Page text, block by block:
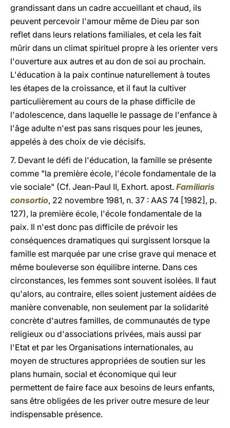
grandissant dans un cadre accueillant et chaud, ils
peuvent percevoir l'amour même de Dieu par son
reflet dans leurs relations familiales, et cela les fait
mûrir dans un climat spirituel propre à les orienter vers
l'ouverture aux autres et au don de soi au prochain.
L'éducation à la paix continue naturellement à toutes
les étapes de la croissance, et il faut la cultiver
particulièrement au cours de la phase difficile de
l'adolescence, dans laquelle le passage de l'enfance à
l'âge adulte n'est pas sans risques pour les jeunes,
appelés à des choix de vie décisifs.
7. Devant le défi de l'éducation, la famille se présente
comme "la première école, l'école fondamentale de la
vie sociale" (Cf. Jean-Paul II, Exhort. apost. Familiaris
consortio, 22 novembre 1981, n. 37 : AAS 74 [1982], p.
127), la première école, l'école fondamentale de la
paix. Il n'est donc pas difficile de prévoir les
conséquences dramatiques qui surgissent lorsque la
famille est marquée par une crise grave qui menace et
même bouleverse son équilibre interne. Dans ces
circonstances, les femmes sont souvent isolées. Il faut
qu'alors, au contraire, elles soient justement aidées de
manière convenable, non seulement par la solidarité
concrète d'autres familles, de communautés de type
religieux ou d'associations privées, mais aussi par
l'Etat et par les Organisations internationales, au
moyen de structures appropriées de soutien sur les
plans humain, social et économique qui leur
permettent de faire face aux besoins de leurs enfants,
sans être obligées de les priver outre mesure de leur
indispensable présence.